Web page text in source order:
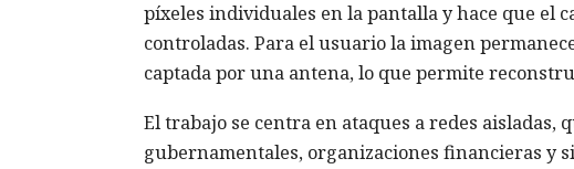
píxeles individuales en la pantalla y hace que el
controladas. Para el usuario la imagen
captada por una antena, lo que permite
El trabajo se centra en ataques a redes
gubernamentales, organizaciones financieras y